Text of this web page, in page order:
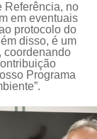
Referência, no
em eventuais
protocolo do
disso, é um
coordenando
Programa